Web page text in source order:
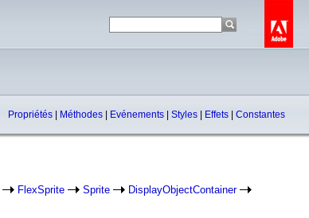
Propriétés Méthodes Evénements Styles Effets Constantes
FlexSprite Sprite
DisplayObjectContainer